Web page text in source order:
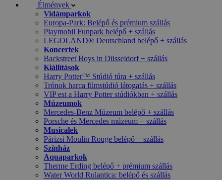
Élmények
Vidámparkok
Europa-Park: Belépő és prémium szállás
Playmobil Funpark belépő + szállás
LEGOLAND® Deutschland belépő + szállás
Koncertek
Backstreet Boys in Düsseldorf + szállás
Kiállítások
Harry Potter™ Stúdió túra + szállás
Trónok harca filmstúdió látogatás + szállás
VIP est a Harry Potter stúdiókban + szállás
Múzeumok
Mercedes-Benz Múzeum belépő + szállás
Porsche és Mercedes múzeum + szállás
Musicalek
Párizsi Moulin Rouge belépő + szállás
Színház
Aquaparkok
Therme Erding belépő + prémium szállás
Water World Rulantica: belépő és szállás